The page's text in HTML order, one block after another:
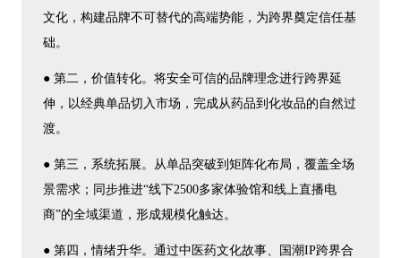
文化，构建品牌不可替代的高端势能，为跨界奠定信任基
础。
● 第二，价值转化。将安全可信的品牌理念进行跨界延
伸，以经典单品切入市场，完成从药品到化妆品的自然过
渡。
● 第三，系统拓展。从单品突破到矩阵化布局，覆盖全场
景需求；同步推进“线下2500多家体验馆和线上直播电
商”的全域渠道，形成规模化触达。
● 第四，情绪升华。通过中医药文化故事、国潮IP跨界合